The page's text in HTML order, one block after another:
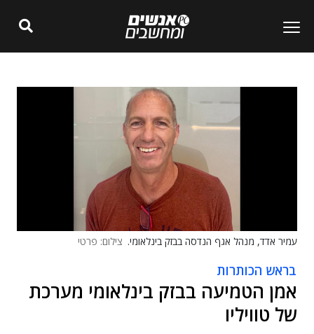
עמיר אדד, מנהל אגף הנדסה בבזק בינלאומי. צילום: פרטי
בראש הכותרות
אמן הטמיעה בבזק בינלאומי מערכת
של טוויליו